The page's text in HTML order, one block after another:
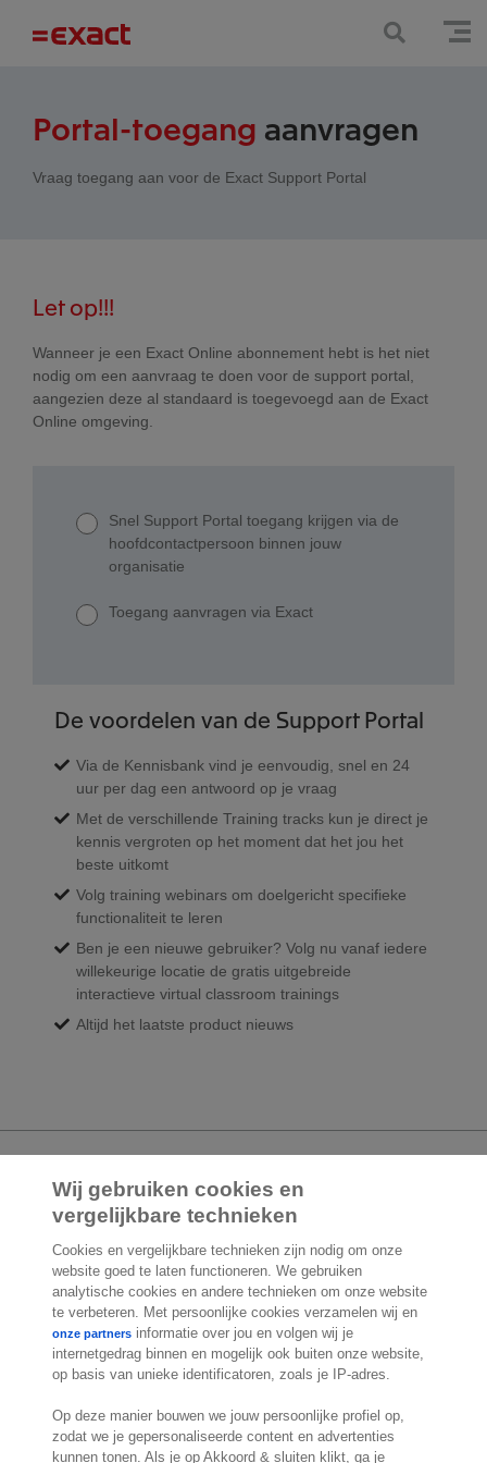
Portal-toegang aanvragen
Vraag toegang aan voor de Exact Support Portal
Let op!!!
Wanneer je een Exact Online abonnement hebt is het niet
nodig om een aanvraag te doen voor de support portal,
aangezien deze al standaard is toegevoegd aan de Exact
Online omgeving.
Snel Support Portal toegang krijgen via de
hoofdcontactpersoon binnen jouw
organisatie
Toegang aanvragen via Exact
De voordelen van de Support Portal
Via de Kennisbank vind je eenvoudig, snel en 24
uur per dag een antwoord op je vraag
Met de verschillende Training tracks kun je direct je
kennis vergroten op het moment dat het jou het
beste uitkomt
Volg training webinars om doelgericht specifieke
functionaliteit te leren
Ben je een nieuwe gebruiker? Volg nu vanaf iedere
willekeurige locatie de gratis uitgebreide
interactieve virtual classroom trainings
Altijd het laatste product nieuws
2.000 specialistenstaan klaar om je te
helpen
Contact
Molengraaffsingel 33
2629 JD Delft
Nederland
Wij gebruiken cookies en
vergelijkbare technieken
Cookies en vergelijkbare technieken zijn nodig om onze
website goed te laten functioneren. We gebruiken
analytische cookies en andere technieken om onze website
te verbeteren. Met persoonlijke cookies verzamelen wij en
onze partners informatie over jou en volgen wij je
internetgedrag binnen en mogelijk ook buiten onze website,
op basis van unieke identificatoren, zoals je IP-adres.
Op deze manier bouwen we jouw persoonlijke profiel op,
zodat we je gepersonaliseerde content en advertenties
kunnen tonen. Als je op Akkoord & sluiten klikt, ga je